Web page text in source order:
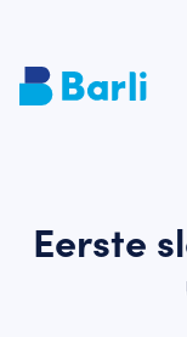
Eerste